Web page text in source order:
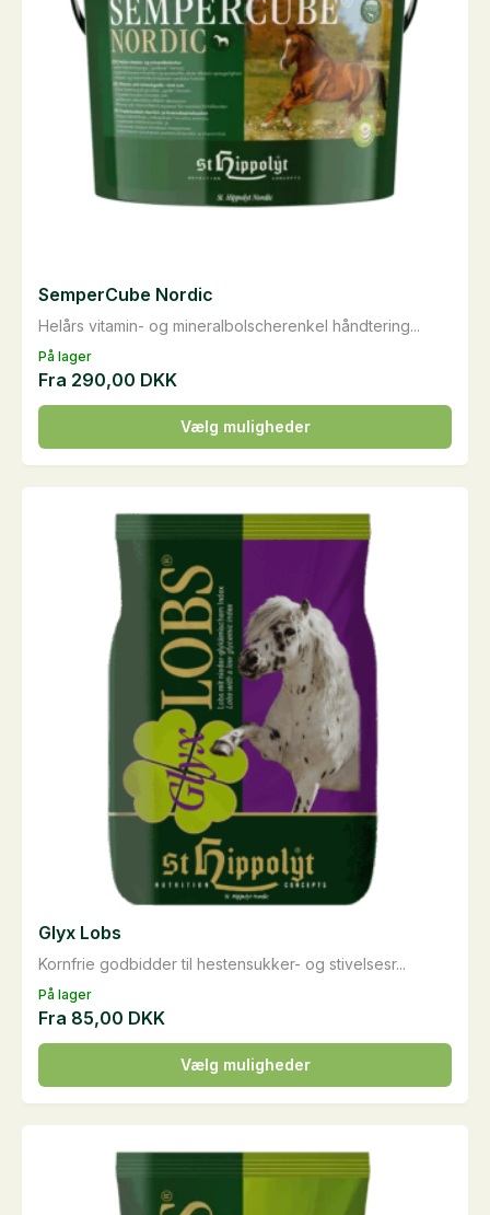
På lager
Helårs vitamin- og mineralbolscherenkel håndtering...
SemperCube Nordic
Fra 290,00 DKK
Vælg muligheder
Dette
vare
har
Mulighederne
varesiden
På lager
Kornfrie godbidder til hestensukker- og stivelsesr...
Glyx Lobs
Fra 85,00 DKK
Vælg muligheder
Dette
vare
har
Mulighederne